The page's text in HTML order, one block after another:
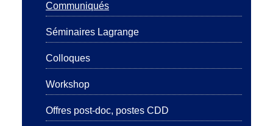
Communiqués
Séminaires Lagrange
Colloques
Workshop
Offres post-doc, postes CDD